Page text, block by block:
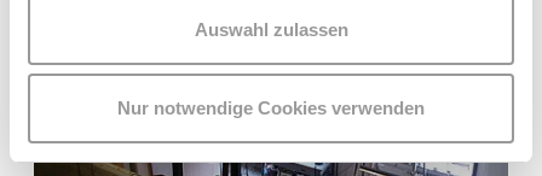
Auswahl zulassen
Nur notwendige Cookies verwenden